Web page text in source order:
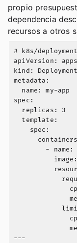
propio
dependencia
recursos a otros
# k8s/
apiVersion:
kind: Deployment
metadata:
  name: my-app
spec:
  replicas: 3
  template:
    spec:
- name:
---